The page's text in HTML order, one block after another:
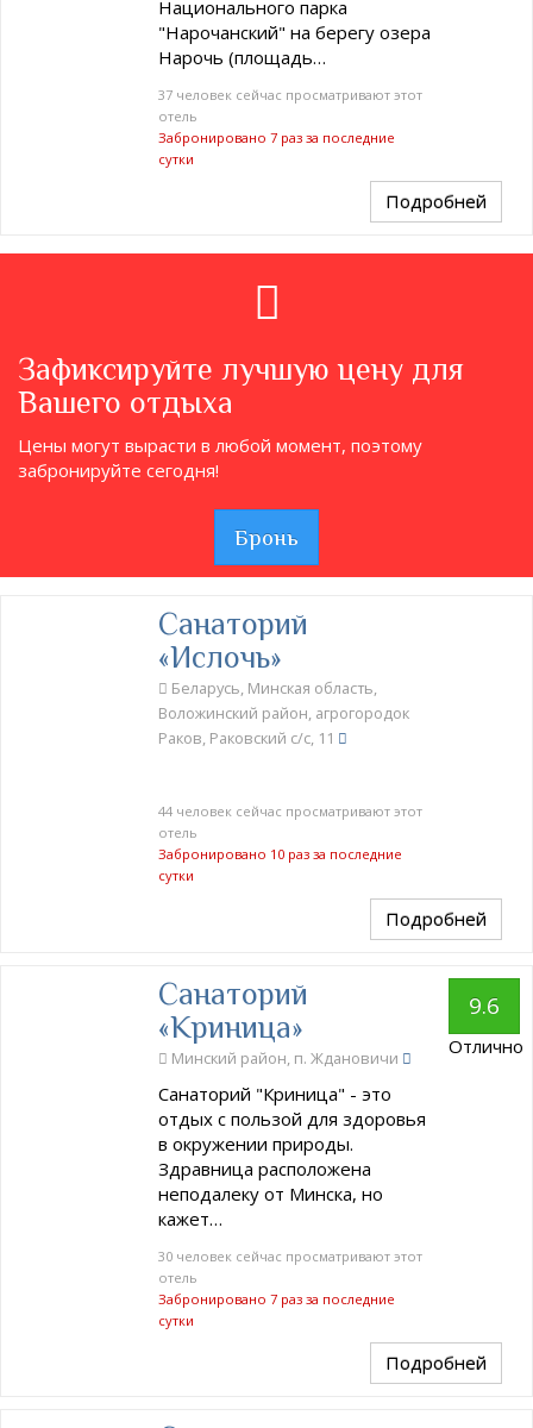
Национального парка
"Нарочанский" на берегу озера
Нарочь (площадь…
37 человек сейчас просматривают этот
отель
Забронировано 7 раз за последние
сутки
Подробней
Зафиксируйте лучшую цену для
Вашего отдыха
Цены могут вырасти в любой момент, поэтому
забронируйте сегодня!
Бронь
Санаторий
«Ислочь»
Беларусь, Минская область,
Воложинский район, агрогородок
Раков, Раковский с/с, 11
44 человек сейчас просматривают этот
отель
Забронировано 10 раз за последние
сутки
Подробней
Санаторий
«Криница»
Минский район, п. Ждановичи
Санаторий "Криница" - это
отдых с пользой для здоровья
в окружении природы.
Здравница расположена
неподалеку от Минска, но
кажет…
30 человек сейчас просматривают этот
отель
Забронировано 7 раз за последние
сутки
9.6
Отлично
Подробней